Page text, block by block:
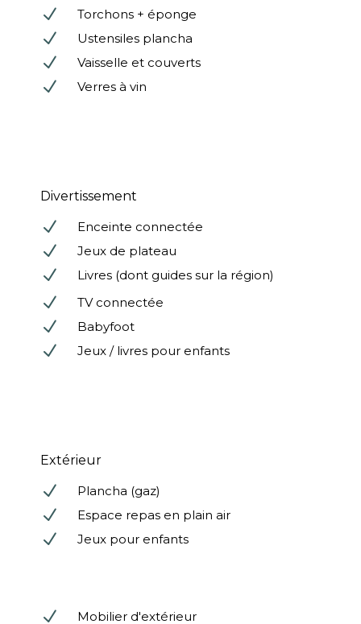
N Torchons + éponge
N Ustensiles plancha
N Vaisselle et couverts
N Verres à vin
Divertissement
N Enceinte connectée
N Jeux de plateau
N Livres (dont guides sur la région)
N TV connectée
N Babyfoot
N Jeux / livres pour enfants
Extérieur
N Plancha (gaz)
N Espace repas en plain air
N Jeux pour enfants
N Mobilier d'extérieur